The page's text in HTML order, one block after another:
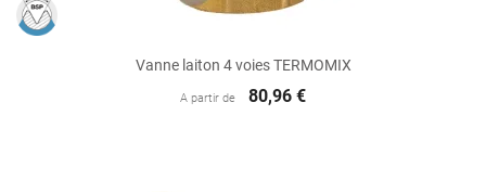
Vanne laiton 4 voies TERMOMIX
A partir de 80,96 €